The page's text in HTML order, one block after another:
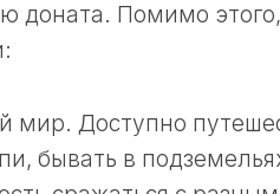
доната. Помимо
мир. Доступно
бывать в